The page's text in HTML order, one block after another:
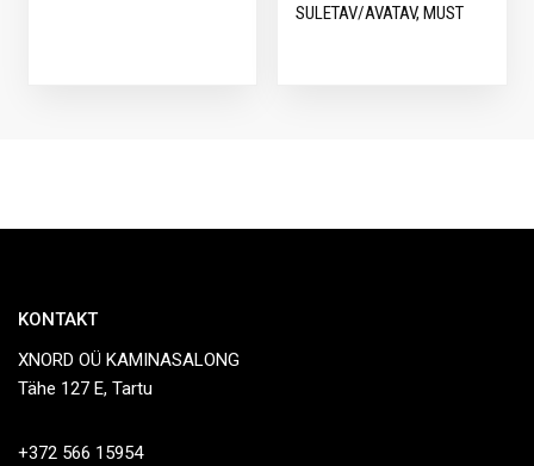
SULETAV/AVATAV, MUST
KONTAKT
XNORD OÜ KAMINASALONG
Tähe 127 E, Tartu
+372 566 15954